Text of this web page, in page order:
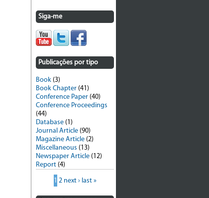
Siga-me
Publicações por tipo
Book (3)
Book Chapter (41)
Conference Paper (40)
Conference Proceedings
(44)
Database (1)
Journal Article (90)
Magazine Article (2)
Miscellaneous (13)
Newspaper Article (12)
Report (4)
1 2 next › last »